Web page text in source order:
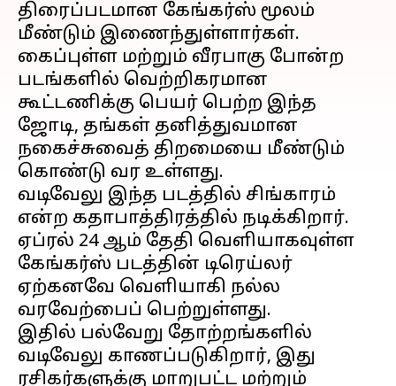
திரைப்படமான கேங்கர்ஸ் மூலம்
மீண்டும் இணைந்துள்ளார்கள்.
கைப்புள்ள மற்றும் வீரபாகு போன்ற
படங்களில் வெற்றிகரமான
கூட்டணிக்கு பெயர் பெற்ற இந்த
ஜோடி, தங்கள் தனித்துவமான
நகைச்சுவைத் திறமையை மீண்டும்
கொண்டு வர உள்ளது.
வடிவேலு இந்த படத்தில் சிங்காரம்
என்ற கதாபாத்திரத்தில் நடிக்கிறார்.
ஏப்ரல் 24 ஆம் தேதி வெளியாகவுள்ள
கேங்கர்ஸ் படத்தின் டிரெய்லர்
ஏற்கனவே வெளியாகி நல்ல
வரவேற்பைப் பெற்றுள்ளது.
இதில் பல்வேறு தோற்றங்களில்
வடிவேலு காணப்படுகிறார், இது
ரசிகர்களுக்கு மாறுபட்ட மற்றும்